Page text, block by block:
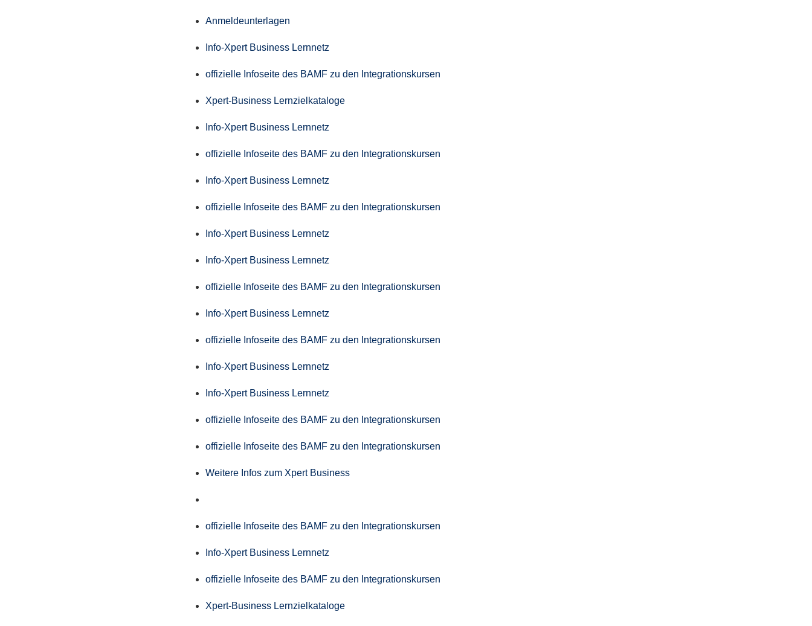
Anmeldeunterlagen
Info-Xpert Business Lernnetz
offizielle Infoseite des BAMF zu den Integrationskursen
Xpert-Business Lernzielkataloge
Info-Xpert Business Lernnetz
offizielle Infoseite des BAMF zu den Integrationskursen
Info-Xpert Business Lernnetz
offizielle Infoseite des BAMF zu den Integrationskursen
Info-Xpert Business Lernnetz
Info-Xpert Business Lernnetz
offizielle Infoseite des BAMF zu den Integrationskursen
Info-Xpert Business Lernnetz
offizielle Infoseite des BAMF zu den Integrationskursen
Info-Xpert Business Lernnetz
Info-Xpert Business Lernnetz
offizielle Infoseite des BAMF zu den Integrationskursen
offizielle Infoseite des BAMF zu den Integrationskursen
Weitere Infos zum Xpert Business
offizielle Infoseite des BAMF zu den Integrationskursen
Info-Xpert Business Lernnetz
offizielle Infoseite des BAMF zu den Integrationskursen
Xpert-Business Lernzielkataloge